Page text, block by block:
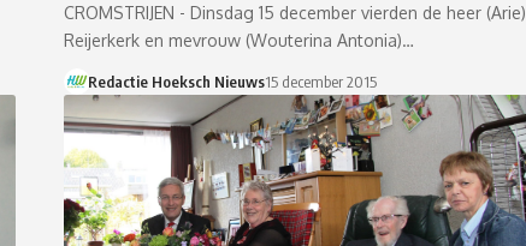
CROMSTRIJEN - Dinsdag 15 december vierden de heer (Arie)
Reijerkerk en mevrouw (Wouterina Antonia)…
Redactie Hoeksch Nieuws15 december 2015